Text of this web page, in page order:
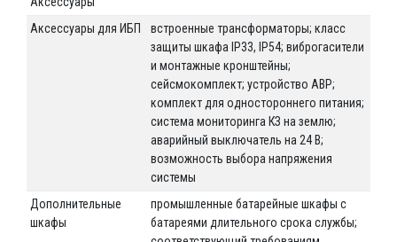
Аксессуары для ИБП
встроенные трансформаторы; класс
защиты шкафа IP33, IP54; виброгасители
и монтажные кронштейны;
сейсмокомплект; устройство АВР;
комплект для одностороннего питания;
система мониторинга КЗ на землю;
аварийный выключатель на 24 В;
возможность выбора напряжения
системы
Дополнительные
шкафы
промышленные батарейные шкафы с
батареями длительного срока службы;